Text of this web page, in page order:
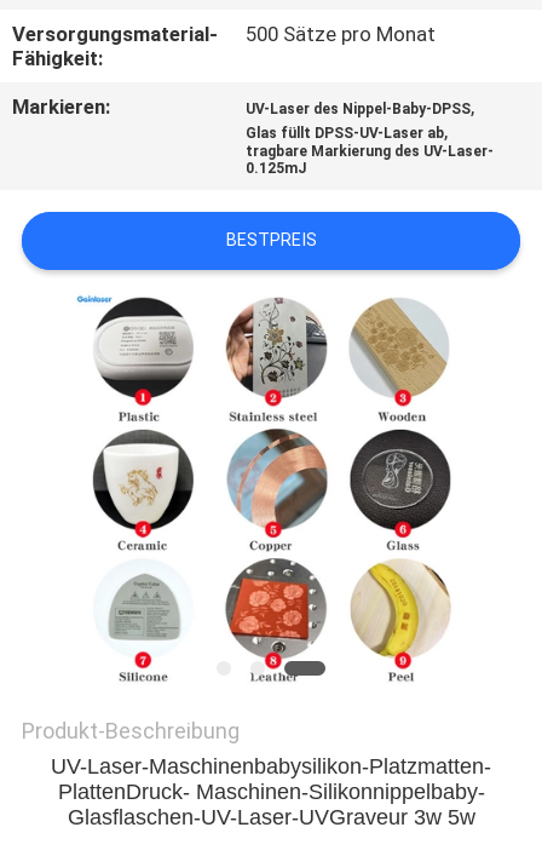
IN
VERBINDUNG
SIE
EIN
ZITAT
SITEMAP
PRIVACY
POLICY
Versorgungsmaterial-
Fähigkeit:
500 Sätze pro Monat
Markieren: UV-Laser des Nippel-Baby-DPSS,
Glas füllt DPSS-UV-Laser ab,
tragbare Markierung des UV-Laser-
0.125mJ
BESTPREIS
Produkt-Beschreibung
UV-Laser-Maschinenbabysilikon-Platzmatten-
PlattenDruck- Maschinen-Silikonnippelbaby-
Glasflaschen-UV-Laser-UVGraveur 3w 5w